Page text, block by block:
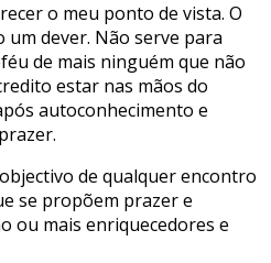
o meu ponto de vista. O
dever. Não serve para
de mais ninguém que não
estar nas mãos do
autoconhecimento e
de qualquer encontro
se propõem prazer e
ou mais enriquecedores e